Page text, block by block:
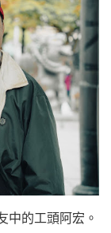
中的工頭阿宏。